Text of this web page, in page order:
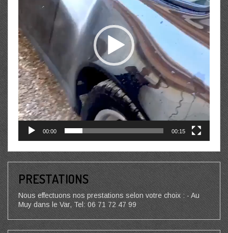
00:00 00:15
PRESTATIONS
Nous effectuons nos prestations selon votre choix : - Au
Muy dans le Var, Tel: 06 71 72 47 99